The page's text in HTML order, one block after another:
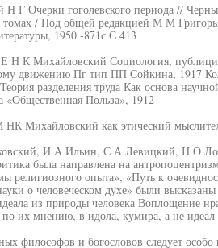
Н Г Очерки гоголевского периода //
/ Под общей редакцией М М
1950 -871с С 413
Н К Михайловский Социология,
движению Пг тип ПП Сойкина, 1917
разделения труда Как основа
«Общественная Польза», 1912
Михайловский как этический
И А Ильин, С А Левицкий, Н О
была направлена на
религиозного опыта», «Путь к
о человеческом духе» были
из природы человека Воплощение
по их мнению, в идола, кумира, а не идеал
философов и богословов следует